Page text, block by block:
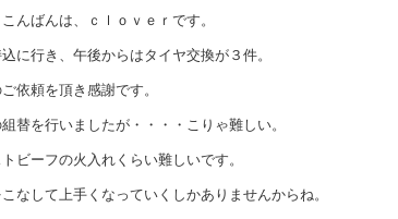
んばんは、ｃｌｏｖｅｒです。
に行き、午後からはタイヤ交換が３件。
依頼を頂き感謝です。
替を行いましたが・・・・こりゃ難しい。
ビーフの火入れくらい難しいです。
なして上手くなっていくしかありませんからね。